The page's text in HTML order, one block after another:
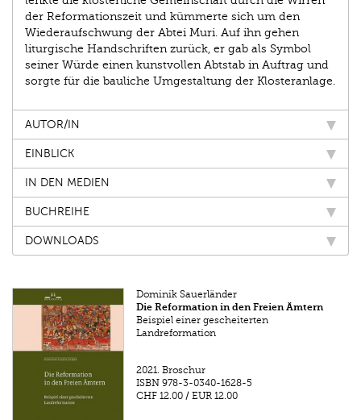
der Reformationszeit und kümmerte sich um den
Wiederaufschwung der Abtei Muri. Auf ihn gehen
liturgische Handschriften zurück, er gab als Symbol
seiner Würde einen kunstvollen Abtstab in Auftrag und
sorgte für die bauliche Umgestaltung der Klosteranlage.
AUTOR/IN
EINBLICK
IN DEN MEDIEN
BUCHREIHE
DOWNLOADS
Dominik Sauerländer
Die Reformation in den Freien Ämtern
Beispiel einer gescheiterten
Landreformation
2021. Broschur
ISBN 978-3-0340-1628-5
CHF 12.00 /EUR 12.00